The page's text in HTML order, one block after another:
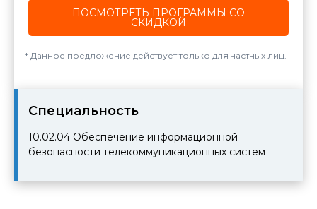
ПОСМОТРЕТЬ ПРОГРАММЫ СО
СКИДКОЙ
Данное предложение действует только для частных лиц.
Cпециальность
10.02.04 Обеспечение информационной
безопасности телекоммуникационных систем